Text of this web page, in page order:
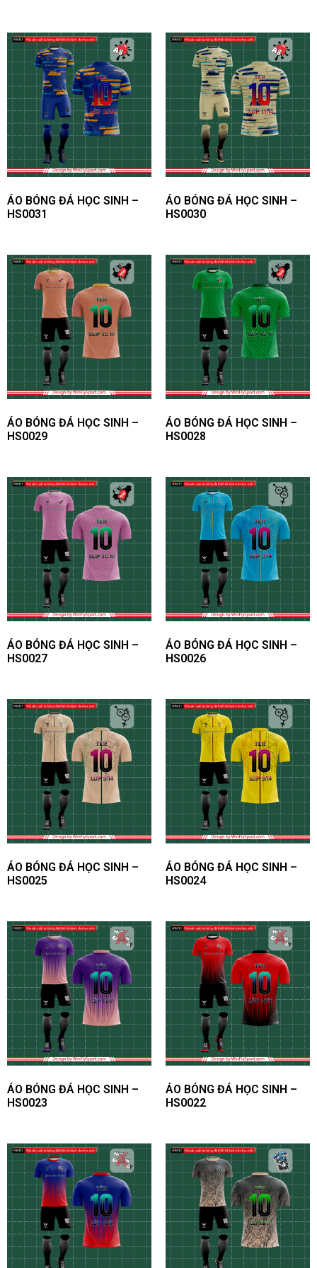
Một số mẫu DEMO kiểu dáng – form áo dành cho khách
hàng WinFly tham khảo
|Bảng size áo bóng đá thiết
kế
Một trong những lợi thế của WinFly là có thể sản xuất bất
cứ size áo bóng đá nào mà khách hàng yêu cầu, bao gồm
size em bé, size phổ thông (S,M,L,XL,2XL) cho đến big
ÁO BÓNG ĐÁ HỌC SINH –
HS0031
ÁO BÓNG ĐÁ HỌC SINH –
HS0030
ÁO BÓNG ĐÁ HỌC SINH –
HS0029
ÁO BÓNG ĐÁ HỌC SINH –
HS0028
ÁO BÓNG ĐÁ HỌC SINH –
HS0027
ÁO BÓNG ĐÁ HỌC SINH –
HS0026
ÁO BÓNG ĐÁ HỌC SINH –
HS0025
ÁO BÓNG ĐÁ HỌC SINH –
HS0024
ÁO BÓNG ĐÁ HỌC SINH –
HS0023
ÁO BÓNG ĐÁ HỌC SINH –
HS0022